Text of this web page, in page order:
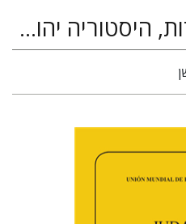
ספרות, מדעי היהדות, היסטוריה יהודית, מיסטיקה יהודית, חסידות